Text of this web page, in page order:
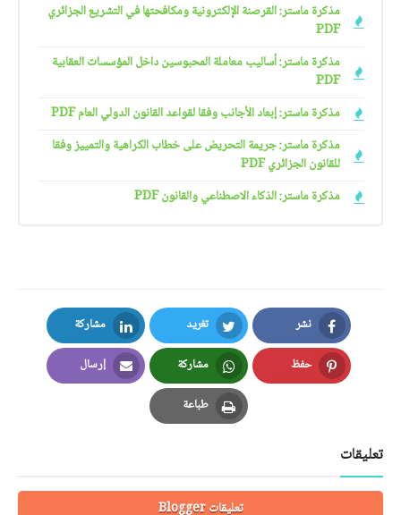
مذكرة ماستر: القرصنة الإلكترونية ومكافحتها في التشريع الجزائري
PDF
مذكرة ماستر: أساليب معاملة المحبوسين داخل المؤسسات العقابية
PDF
مذكرة ماستر: إبعاد الأجانب وفقا لقواعد القانون الدولي العام PDF
مذكرة ماستر: جريمة التحريض على خطاب الكراهية والتمييز وفقا
للقانون الجزائري PDF
مذكرة ماستر: الذكاء الاصطناعي والقانون PDF
نشر
Facebook
تغريد
Twitter
مشاركة
LinkedIn
حفظ
Pinterest
مشاركة
Whatsapp
إرسال
Email
طباعة
Print
تعليقات
تعليقات Blogger